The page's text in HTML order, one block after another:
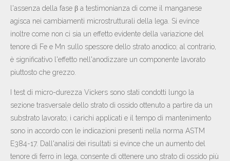
l'assenza della fase β a testimonianza di come il manganese
agisca nei cambiamenti microstrutturali della lega. Si evince
inoltre come non ci sia un effetto evidente della variazione del
tenore di Fe e Mn sullo spessore dello strato anodico; al contrario,
è significativo l'effetto nell'anodizzare un componente lavorato
piuttosto che grezzo.
I test di micro-durezza Vickers sono stati condotti lungo la
sezione trasversale dello strato di ossido ottenuto a partire da un
substrato lavorato; i carichi applicati e il tempo di mantenimento
sono in accordo con le indicazioni presenti nella norma ASTM
E384-17. Dall'analisi dei risultati si evince che un aumento del
tenore di ferro in lega, consente di ottenere uno strato di ossido più